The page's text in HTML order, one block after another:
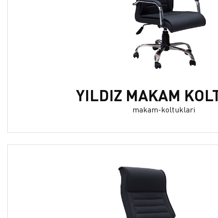
YILDIZ MAKAM
makam-koltuklari